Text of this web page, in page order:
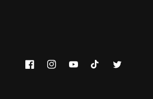
FacebookInstagramYouTubeTikTok Twitter